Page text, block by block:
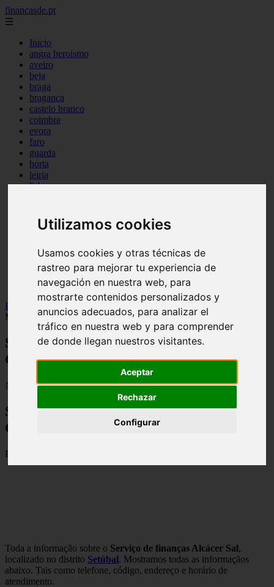
Utilizamos cookies
Usamos cookies y otras técnicas de
rastreo para mejorar tu experiencia de
navegación en nuestra web, para
mostrarte contenidos personalizados y
anuncios adecuados, para analizar el
tráfico en nuestra web y para comprender
de donde llegan nuestros visitantes.
Aceptar
Rechazar
Configurar
financasde.pt
☰
Inicio
angra heroismo
aveiro
beja
braga
braganca
castelo branco
coimbra
evora
faro
guarda
horta
leiria
lisboa
portalegre
porto
setubal
viana castelo
vila real
viseu
Inicio
financaspt
Serviço de finanças Alcácer Sal - Contactos,
Morada e Horarios
Serviço de finanças Alcácer Sal -
Contactos, Morada e Horarios
📅 04/09/2025
Serviço de finanças Alcácer Sal –
Contactos, Morada e Horarios
Praça Pedro Nunes, 7580-125 Alcácer Sal
Toda a informação sobre o Serviço de finanças Alcácer Sal,
localizado no distrito Setúbal. Mostramos todas as informaçãos
abaixo. Tais como telefone, código, endereço e horário de
atendimento.